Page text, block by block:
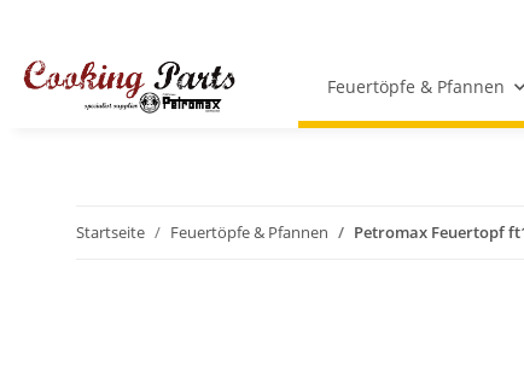
Feuertöpfe & Pfannen
Startseite Feuertöpfe & Pfannen Petromax Feuertopf